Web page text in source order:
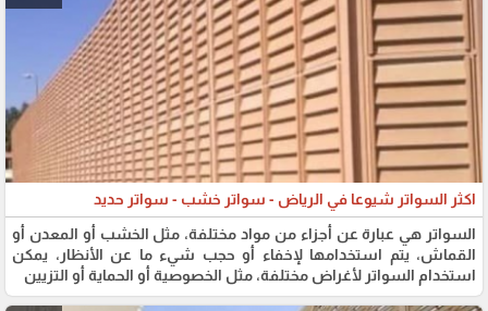
اكثر السواتر شيوعا في الرياض - سواتر خشب - سواتر حديد
السواتر هي عبارة عن أجزاء من مواد مختلفة، مثل الخشب أو المعدن أو
القماش، يتم استخدامها لإخفاء أو حجب شيء ما عن الأنظار، يمكن
استخدام السواتر لأغراض مختلفة، مثل الخصوصية أو الحماية أو التزيين